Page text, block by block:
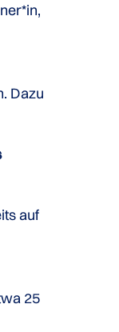
Dazu
auf
25